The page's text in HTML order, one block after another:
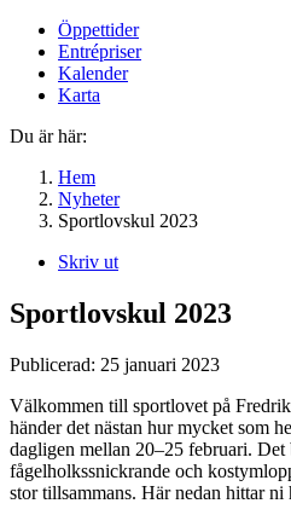
Öppettider
Entrépriser
Kalender
Karta
Du är här:
Hem
Nyheter
Sportlovskul 2023
Skriv ut
Sportlovskul 2023
Publicerad: 25 januari 2023
Välkommen till sportlovet på
händer det nästan hur mycket som
dagligen mellan 20–25 februari.
fågelholkssnickrande och
stor tillsammans. Här nedan hittar ni